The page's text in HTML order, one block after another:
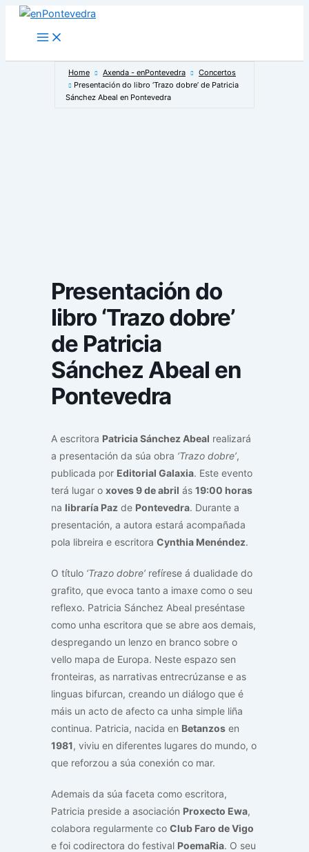
Main
Menu
Home Axenda - enPontevedra
Concertos
Presentación do libro ‘Trazo dobre’ de Patricia
Sánchez Abeal en Pontevedra
Presentación do
libro ‘Trazo dobre’
de Patricia
Sánchez Abeal en
Pontevedra
A escritora Patricia Sánchez Abeal realizará
a presentación da súa obra ‘Trazo dobre’,
publicada por Editorial Galaxia. Este evento
terá lugar o xoves 9 de abril ás 19:00 horas
na libraría Paz de Pontevedra. Durante a
presentación, a autora estará acompañada
pola libreira e escritora Cynthia Menéndez.
O título ‘Trazo dobre’ refírese á dualidade do
grafito, que evoca tanto a imaxe como o seu
reflexo. Patricia Sánchez Abeal preséntase
como unha escritora que se abre aos demais,
despregando un lenzo en branco sobre o
vello mapa de Europa. Neste espazo sen
fronteiras, as narrativas entrecrúzanse e as
linguas bifurcan, creando un diálogo que é
máis un acto de afecto ca unha simple liña
continua. Patricia, nacida en Betanzos en
1981, viviu en diferentes lugares do mundo, o
que reforzou a súa conexión co mar.
Ademais da súa faceta como escritora,
Patricia preside a asociación Proxecto Ewa,
colabora regularmente co Club Faro de Vigo
e foi codirectora do festival PoemaRia. O seu